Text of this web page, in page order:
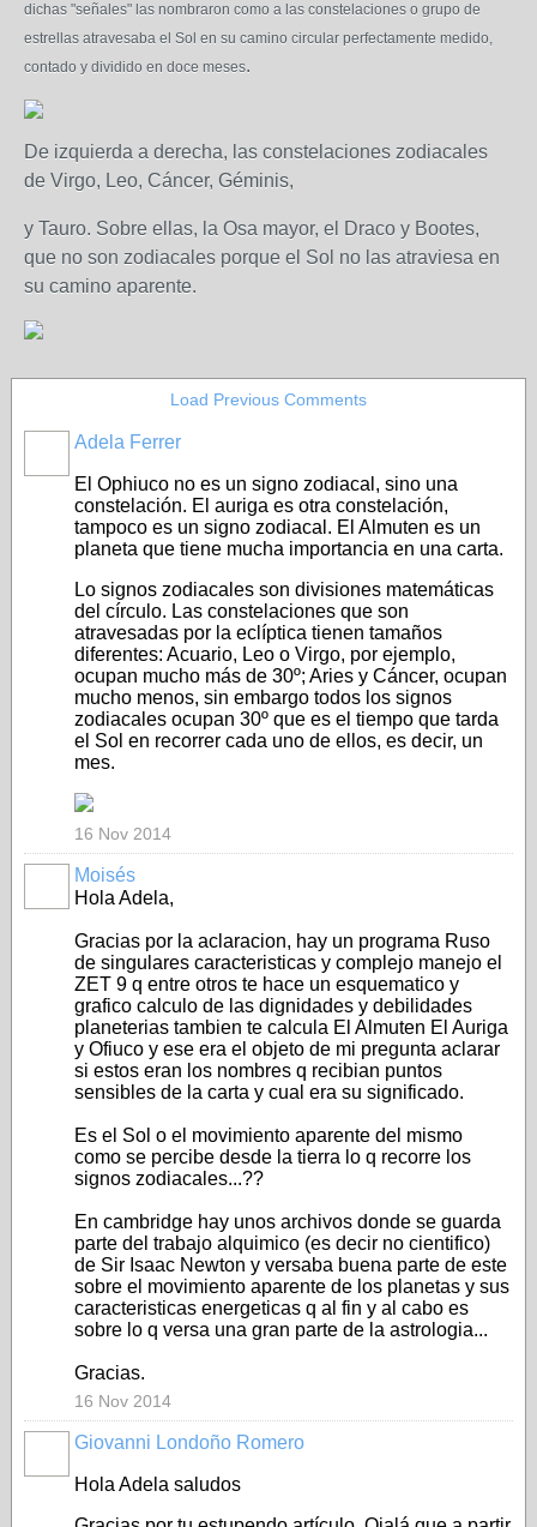
dichas "señales" las nombraron como a las constelaciones o grupo de
estrellas atravesaba el Sol en su camino circular perfectamente medido,
contado y dividido en doce meses.
De izquierda a derecha, las constelaciones zodiacales
de Virgo, Leo, Cáncer, Géminis,
y Tauro. Sobre ellas, la Osa mayor, el Draco y Bootes,
que no son zodiacales porque el Sol no las atraviesa en
su camino aparente.
Load Previous Comments
Adela Ferrer
El Ophiuco no es un signo zodiacal, sino una
constelación. El auriga es otra constelación,
tampoco es un signo zodiacal. El Almuten es un
planeta que tiene mucha importancia en una carta.
Lo signos zodiacales son divisiones matemáticas
del círculo. Las constelaciones que son
atravesadas por la eclíptica tienen tamaños
diferentes: Acuario, Leo o Virgo, por ejemplo,
ocupan mucho más de 30º; Aries y Cáncer, ocupan
mucho menos, sin embargo todos los signos
zodiacales ocupan 30º que es el tiempo que tarda
el Sol en recorrer cada uno de ellos, es decir, un
mes.
16 Nov 2014
Moisés
Hola Adela,
Gracias por la aclaracion, hay un programa Ruso
de singulares caracteristicas y complejo manejo el
ZET 9 q entre otros te hace un esquematico y
grafico calculo de las dignidades y debilidades
planeterias tambien te calcula El Almuten El Auriga
y Ofiuco y ese era el objeto de mi pregunta aclarar
si estos eran los nombres q recibian puntos
sensibles de la carta y cual era su significado.
Es el Sol o el movimiento aparente del mismo
como se percibe desde la tierra lo q recorre los
signos zodiacales...??
En cambridge hay unos archivos donde se guarda
parte del trabajo alquimico (es decir no cientifico)
de Sir Isaac Newton y versaba buena parte de este
sobre el movimiento aparente de los planetas y sus
caracteristicas energeticas q al fin y al cabo es
sobre lo q versa una gran parte de la astrologia...
Gracias.
16 Nov 2014
Giovanni Londoño Romero
Hola Adela saludos